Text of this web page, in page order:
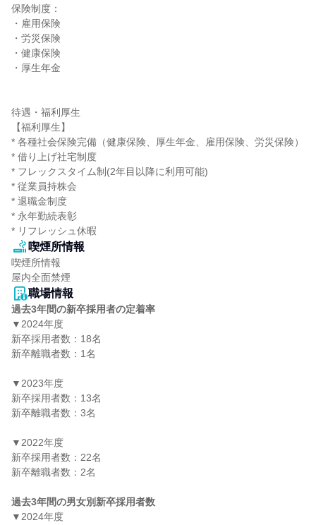
保険制度：
・雇用保険
・労災保険
・健康保険
・厚生年金
待遇・福利厚生
【福利厚生】
* 各種社会保険完備（健康保険、厚生年金、雇用保険、労災保険）
* 借り上げ社宅制度
* フレックスタイム制(2年目以降に利用可能)
* 従業員持株会
* 退職金制度
* 永年勤続表彰
* リフレッシュ休暇
喫煙所情報
喫煙所情報
屋内全面禁煙
職場情報
過去3年間の新卒採用者の定着率
▼2024年度
新卒採用者数：18名
新卒離職者数：1名
▼2023年度
新卒採用者数：13名
新卒離職者数：3名
▼2022年度
新卒採用者数：22名
新卒離職者数：2名
過去3年間の男女別新卒採用者数
▼2024年度